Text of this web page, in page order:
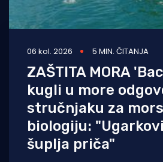
06 kol. 2026 5 MIN. ČITANJA
ZAŠTITA MORA
kugli u more
stručnjaku za
biologiju:
šuplja priča"